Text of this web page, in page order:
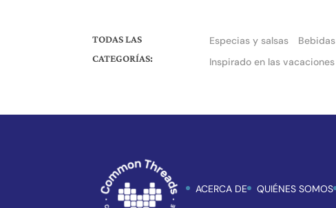
TODAS LAS
CATEGORÍAS:
Especias y salsas Bebidas
Inspirado en las vacaciones
ACERCA DE QUIÉNES SOMOS